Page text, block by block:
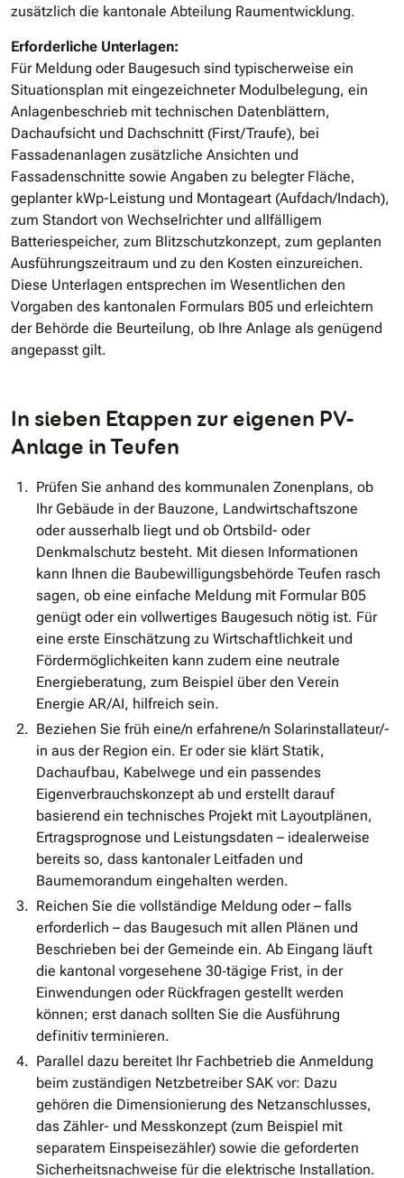
zusätzlich die kantonale Abteilung Raumentwicklung.
Erforderliche Unterlagen:
Für Meldung oder Baugesuch sind typischerweise ein
Situationsplan mit eingezeichneter Modulbelegung, ein
Anlagenbeschrieb mit technischen Datenblättern,
Dachaufsicht und Dachschnitt (First/Traufe), bei
Fassadenanlagen zusätzliche Ansichten und
Fassadenschnitte sowie Angaben zu belegter Fläche,
geplanter kWp-Leistung und Montageart (Aufdach/Indach),
zum Standort von Wechselrichter und allfälligem
Batteriespeicher, zum Blitzschutzkonzept, zum geplanten
Ausführungszeitraum und zu den Kosten einzureichen.
Diese Unterlagen entsprechen im Wesentlichen den
Vorgaben des kantonalen Formulars B05 und erleichtern
der Behörde die Beurteilung, ob Ihre Anlage als genügend
angepasst gilt.
In sieben Etappen zur eigenen PV-
Anlage in Teufen
Prüfen Sie anhand des kommunalen Zonenplans, ob
Ihr Gebäude in der Bauzone, Landwirtschaftszone
oder ausserhalb liegt und ob Ortsbild- oder
Denkmalschutz besteht. Mit diesen Informationen
kann Ihnen die Baubewilligungsbehörde Teufen rasch
sagen, ob eine einfache Meldung mit Formular B05
genügt oder ein vollwertiges Baugesuch nötig ist. Für
eine erste Einschätzung zu Wirtschaftlichkeit und
Fördermöglichkeiten kann zudem eine neutrale
Energieberatung, zum Beispiel über den Verein
Energie AR/AI, hilfreich sein.
Beziehen Sie früh eine/n erfahrene/n Solarinstallateur/-
in aus der Region ein. Er oder sie klärt Statik,
Dachaufbau, Kabelwege und ein passendes
Eigenverbrauchskonzept ab und erstellt darauf
basierend ein technisches Projekt mit Layoutplänen,
Ertragsprognose und Leistungsdaten – idealerweise
bereits so, dass kantonaler Leitfaden und
Baumemorandum eingehalten werden.
Reichen Sie die vollständige Meldung oder – falls
erforderlich – das Baugesuch mit allen Plänen und
Beschrieben bei der Gemeinde ein. Ab Eingang läuft
die kantonal vorgesehene 30‐tägige Frist, in der
Einwendungen oder Rückfragen gestellt werden
können; erst danach sollten Sie die Ausführung
definitiv terminieren.
Parallel dazu bereitet Ihr Fachbetrieb die Anmeldung
beim zuständigen Netzbetreiber SAK vor: Dazu
gehören die Dimensionierung des Netzanschlusses,
das Zähler- und Messkonzept (zum Beispiel mit
separatem Einspeisezähler) sowie die geforderten
Sicherheitsnachweise für die elektrische Installation.